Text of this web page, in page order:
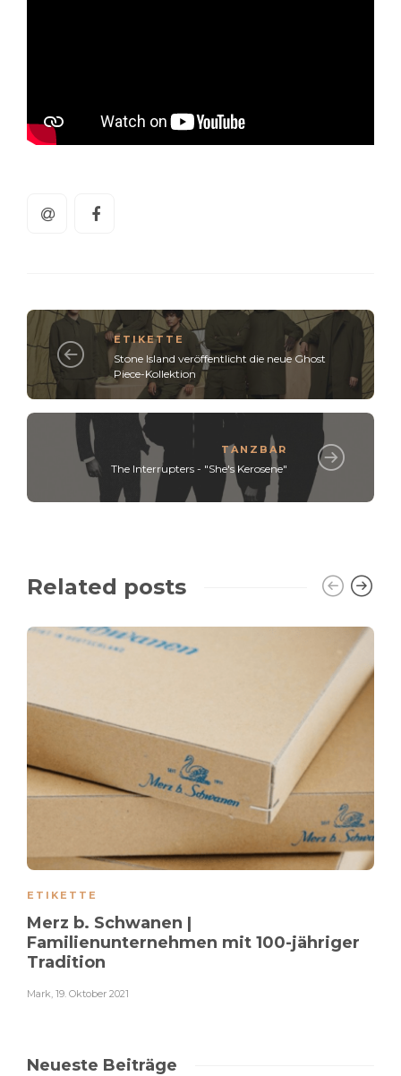
ETIKETTE
Stone Island veröffentlicht die neue Ghost
Piece-Kollektion
TANZBAR
The Interrupters - "She's Kerosene"
Related posts
ETIKETTE
Merz b. Schwanen |
Familienunternehmen mit 100-jähriger
Tradition
Mark 19. Oktober 2021
Neueste Beiträge